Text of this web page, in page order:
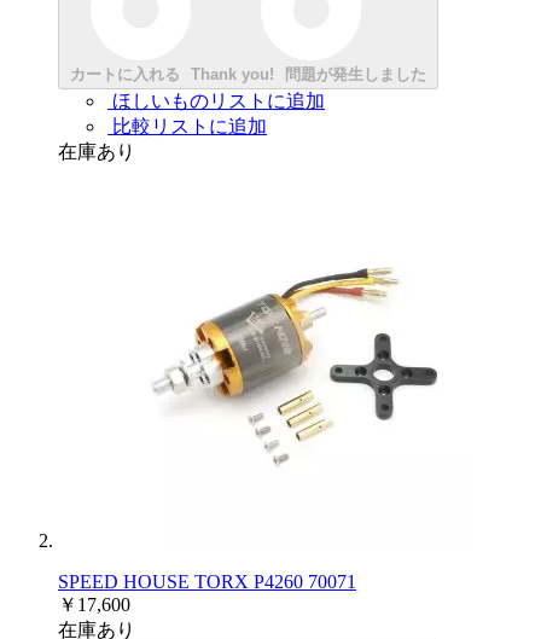
カートに入れる Thank you! 問題が発生しました
ほしいものリストに追加
比較リストに追加
在庫あり
SPEED HOUSE TORX P4260 70071
￥17,600
在庫あり